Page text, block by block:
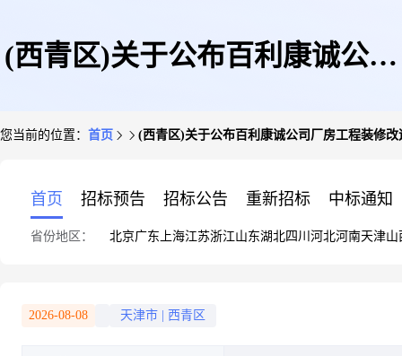
(西青区)关于公布百利康诚公司
您当前的位置： 首页 (西青区)关于公布百利康诚公司厂房工程装修
首页 招标预告 招标公告 重新招标 中标通知
省份地区： 北京广东 上海江苏浙江山东湖北四川 河北河南天津山
2026-08-08 天津市 西青区